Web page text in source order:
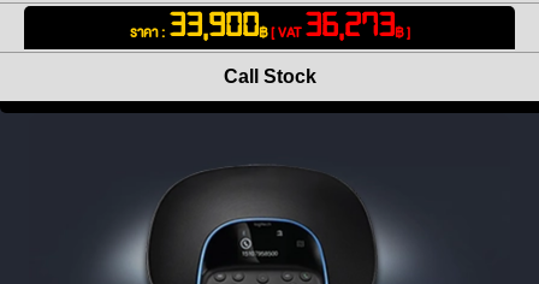
ราคา : 33,900฿[ VAT36,273฿ ]
Call Stock